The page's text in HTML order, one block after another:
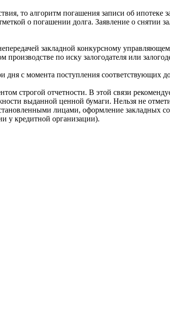
то алгоритм погашения записи об ипотеке
о погашении долга. Заявление о
закладной конкурсному
по иску залогодателя или
дня с момента поступления соответствующих
строгой отчетности. В этой связи
выданной ценной бумаги. Нельзя не
лицами, оформление закладных
у кредитной организации).